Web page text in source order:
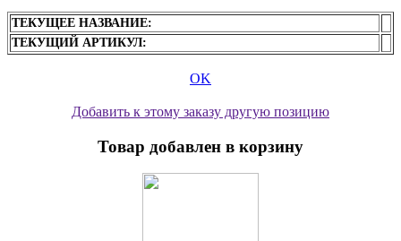
ТЕКУЩЕЕ НАЗВАНИЕ:
ТЕКУЩИЙ АРТИКУЛ:
OK
Добавить к этому заказу другую позицию
Товар добавлен в корзину